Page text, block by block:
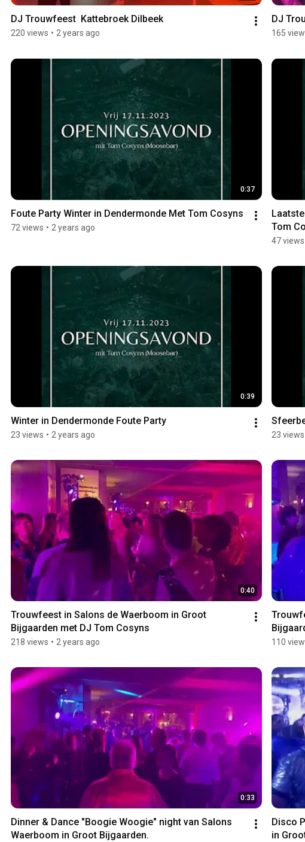
DJ Trouwfeest  Kattebroek Dilbeek
220 views • 2 years ago
DJ
165
0:37
Foute Party Winter in Dendermonde Met Tom Cosyns
72 views • 2 years ago
Tom
47 views
0:39
Winter in Dendermonde Foute Party
23 views • 2 years ago 23 views
0:40
Trouwfeest in Salons de Waerboom in Groot
Bijgaarden met DJ Tom Cosyns
218 views • 2 years ago 110
0:33
Dinner & Dance "Boogie Woogie" night van Salons
Waerboom in Groot Bijgaarden.
Disco
in